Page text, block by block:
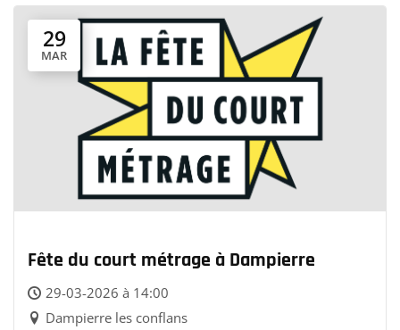
29
MAR
Fête du court métrage à Dampierre
29-03-2026 à 14:00
Dampierre les conflans